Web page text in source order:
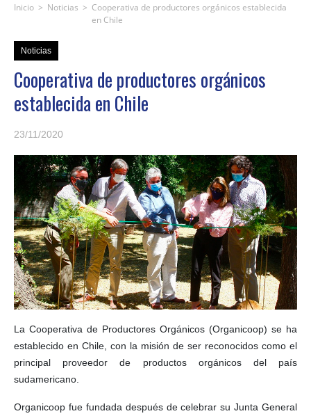
Inicio > Noticias > Cooperativa de productores orgánicos establecida
en Chile
Noticias
Cooperativa de productores orgánicos
establecida en Chile
23/11/2020
La Cooperativa de Productores Orgánicos (Organicoop) se ha
establecido en Chile, con la misión de ser reconocidos como el
principal proveedor de productos orgánicos del país
sudamericano.
Organicoop fue fundada después de celebrar su Junta General